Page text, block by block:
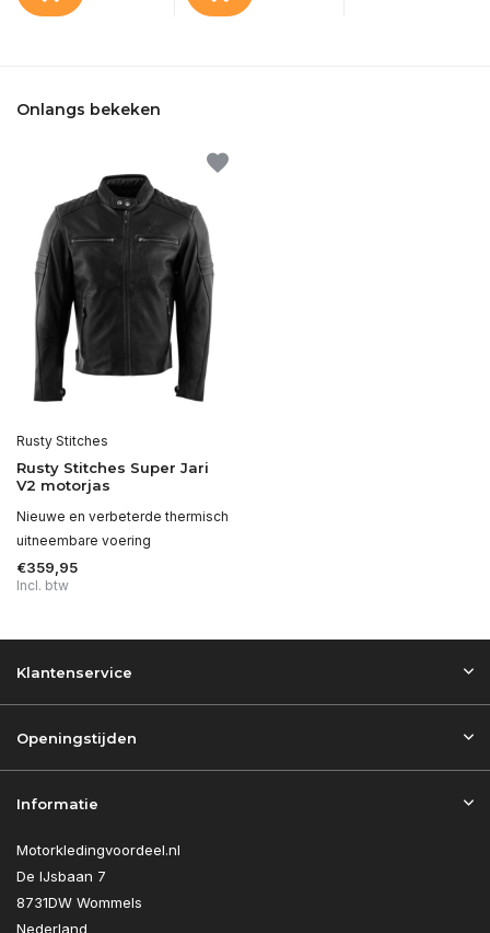
Onlangs bekeken
Rusty Stitches
Rusty Stitches Super Jari
V2 motorjas
Nieuwe en verbeterde thermisch
uitneembare voering
€359,95
Incl. btw
Klantenservice
Openingstijden
Informatie
Motorkledingvoordeel.nl
De IJsbaan 7
8731DW Wommels
Nederland